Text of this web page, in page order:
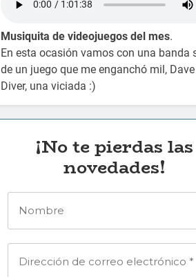
Musiquita de videojuegos del mes.
En esta ocasión vamos con una banda
de un juego que me enganchó mil,
Diver, una viciada :)
¡No te pierdas las
novedades!